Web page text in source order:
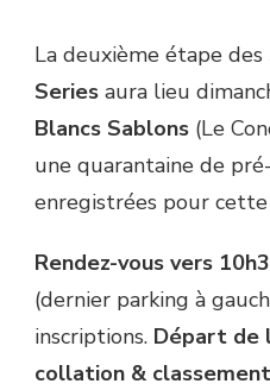
La deuxième étape des
Series aura lieu
Blancs Sablons (Le
une quarantaine de
enregistrées pour
Rendez-vous vers
(dernier parking à
inscriptions. Départ de
collation &